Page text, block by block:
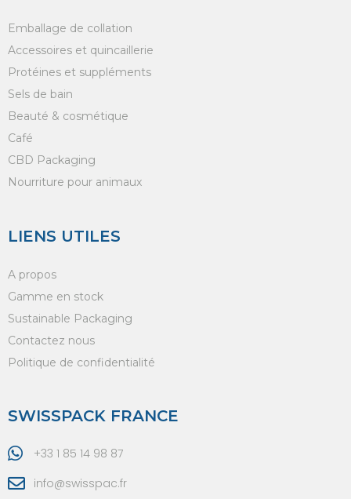
Emballage de collation
Accessoires et quincaillerie
Protéines et suppléments
Sels de bain
Beauté & cosmétique
Café
CBD Packaging
Nourriture pour animaux
LIENS UTILES
A propos
Gamme en stock
Sustainable Packaging
Contactez nous
Politique de confidentialité
SWISSPACK FRANCE
+33 1 85 14 98 87
info@swisspac.fr